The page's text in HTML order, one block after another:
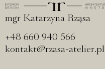
mgr Katarzyna Rząsa
+48 660 940 566
kontakt@rzasa-atelier.pl